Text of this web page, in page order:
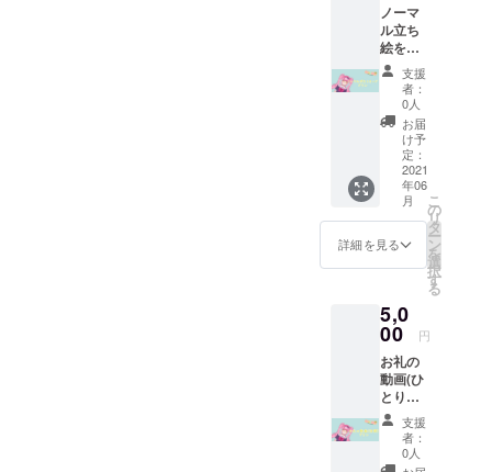
ノーマ
ル立ち
絵を利
用した
ポスト
カード
(JPEG)
YouTub
eチャン
ネルに
て支援
者様の
お名前
を読み
上げさ
ただき
ます。
※備考欄
にご希
望のお
名前を
ご記入
くださ
い。
支援
者：
0人
お届
け予
定：
2021
年06
月
詳細を見る
こ
の
リ
タ
ー
ン
を
選
択
す
る
5,0
00 円
お礼の
動画(ひ
とりひ
とり収
録させ
ていた
だきま
支援
者：
0人